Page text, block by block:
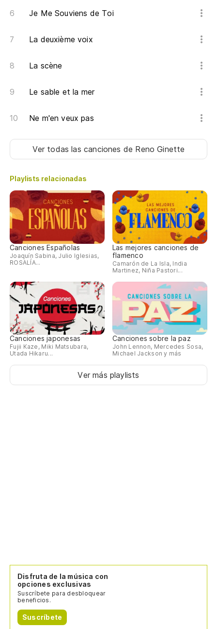
Je Me Souviens de Toi
La deuxième voix
La scène
Le sable et la mer
Ne m'en veux pas
Ver todas las canciones de Reno Ginette
Playlists relacionadas
Canciones Españolas
Joaquín Sabina, Julio Iglesias,
ROSALÍA...
Las mejores canciones de
flamenco
Camarón de La Isla, India
Martinez, Niña Pastori...
Canciones japonesas
Fujii Kaze, Miki Matsubara,
Utada Hikaru...
Canciones sobre la paz
John Lennon, Mercedes Sosa,
Michael Jackson y más
Ver más playlists
Disfruta de la música con
opciones exclusivas
Suscríbete para desbloquear
beneficios.
Suscríbete